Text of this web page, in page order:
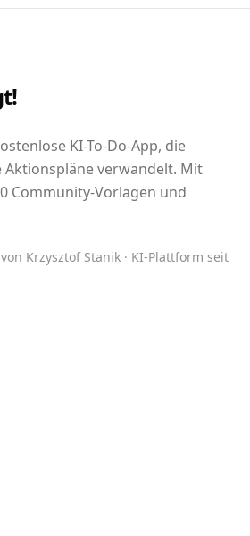
KI-To-Do-App, die
Aktionspläne verwandelt. Mit
Community-Vorlagen und
Krzysztof Stanik · KI-Plattform seit